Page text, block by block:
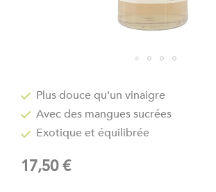
the
beginning
of
images
gallery
Plus douce qu'un vinaigre
Avec des mangues sucrées
Exotique et équilibrée
17,50 €